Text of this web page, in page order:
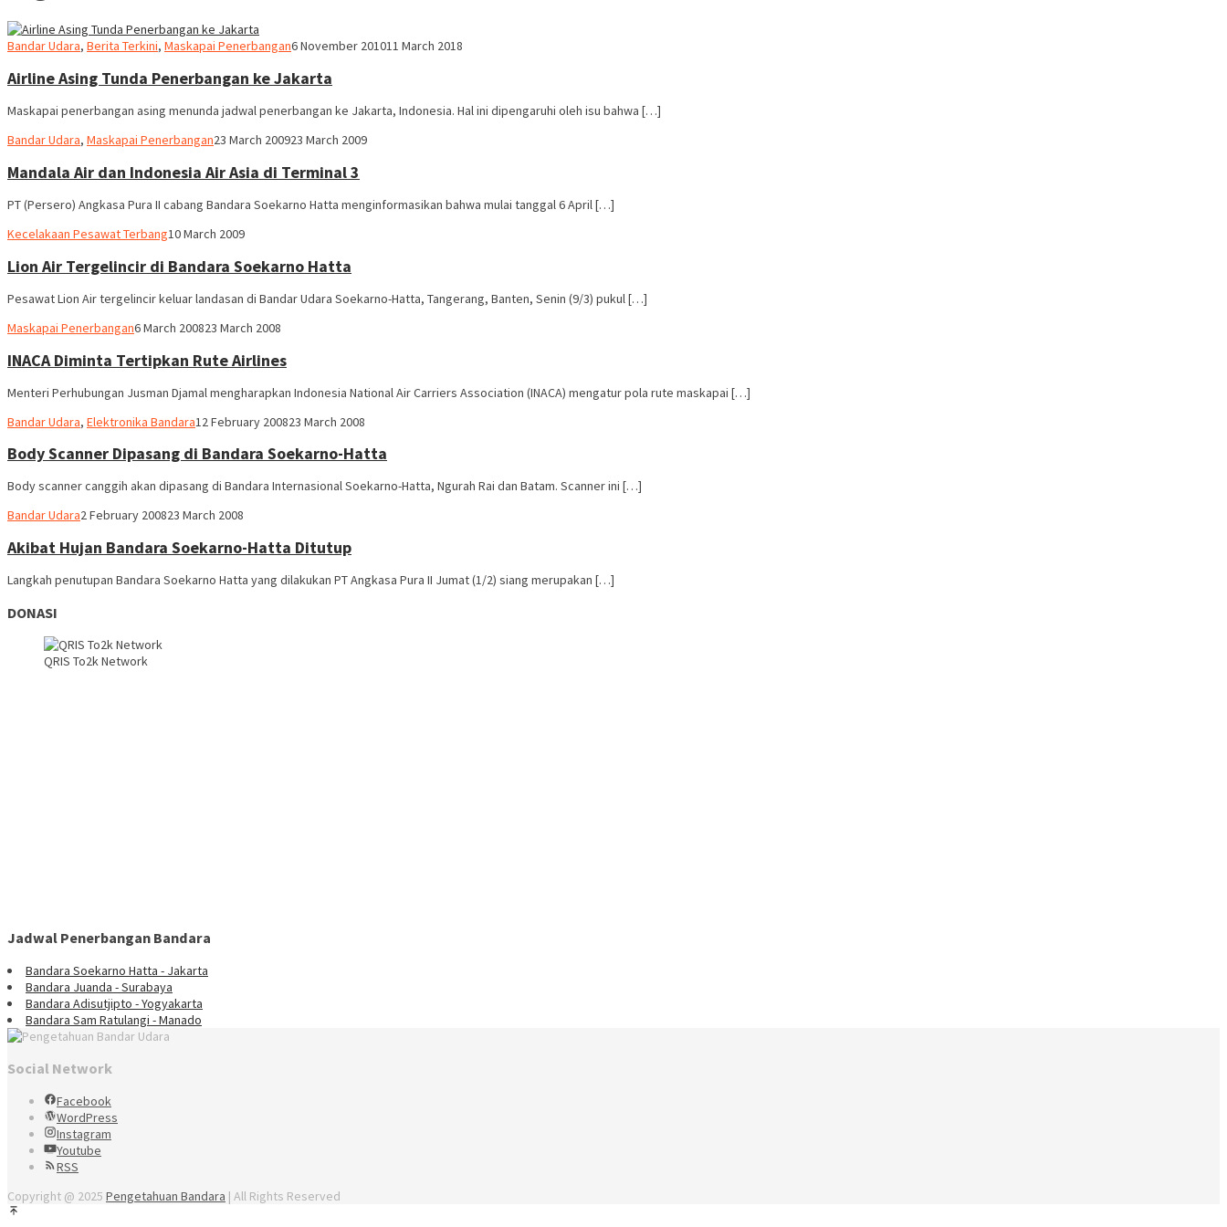
Bandar Udara, Berita Terkini, Maskapai PenerbanganWebmaster
6 November 201011 March 2018
Airline Asing Tunda Penerbangan ke Jakarta
Maskapai penerbangan asing menunda jadwal penerbangan ke Jakarta, Indonesia. Hal ini dipengaruhi oleh isu bahwa […]
Bandar Udara, Maskapai PenerbanganWebmaster
23 March 200923 March 2009
Mandala Air dan Indonesia Air Asia di Terminal 3
PT (Persero) Angkasa Pura II cabang Bandara Soekarno Hatta menginformasikan bahwa mulai tanggal 6 April […]
Kecelakaan Pesawat TerbangWebmaster
10 March 2009
Lion Air Tergelincir di Bandara Soekarno Hatta
Pesawat Lion Air tergelincir keluar landasan di Bandar Udara Soekarno-Hatta, Tangerang, Banten, Senin (9/3) pukul […]
Maskapai PenerbanganWebmaster
6 March 200823 March 2008
INACA Diminta Tertipkan Rute Airlines
Menteri Perhubungan Jusman Djamal mengharapkan Indonesia National Air Carriers Association (INACA) mengatur pola rute maskapai […]
Bandar Udara, Elektronika BandaraWebmaster
12 February 200823 March 2008
Body Scanner Dipasang di Bandara Soekarno-Hatta
Body scanner canggih akan dipasang di Bandara Internasional Soekarno-Hatta, Ngurah Rai dan Batam. Scanner ini […]
Bandar UdaraWebmaster
2 February 200823 March 2008
Akibat Hujan Bandara Soekarno-Hatta Ditutup
Langkah penutupan Bandara Soekarno Hatta yang dilakukan PT Angkasa Pura II Jumat (1/2) siang merupakan […]
DONASI
QRIS To2k Network
Jadwal Penerbangan Bandara
Bandara Soekarno Hatta - Jakarta
Bandara Juanda - Surabaya
Bandara Adisutjipto - Yogyakarta
Bandara Sam Ratulangi - Manado
Social Network
Facebook
WordPress
Instagram
Youtube
RSS
Copyright @ 2025 Pengetahuan Bandara | All Rights Reserved